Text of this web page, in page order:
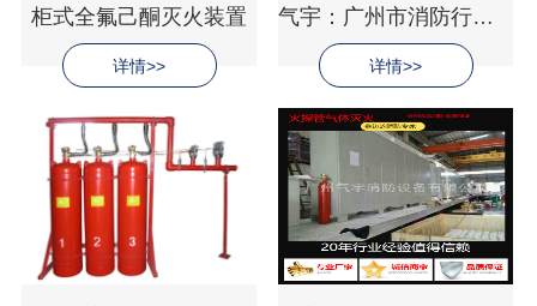
柜式全氟己酮灭火装置
详情>>
气宇：广州市消防行业火探管灭火装置具有代表性的厂家
详情>>